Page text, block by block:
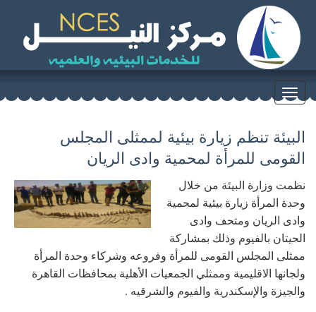
Toggle
navigation
البيئة تنظم زيارة بيئية لممثلى المجلس
القومى للمرأة لمحمية وادى الريان
نظمت وزارة البيئة من خلال
وحدة المرأة زيارة بيئية لمحمية
وادى الريان ومتحف وادى
الحيتان بالفيوم وذلك بمشاركة
ممثلى المجلس القومى للمرأة وفروعه وشركاء وحدة المرأة
ولجانها الاقليمية وممثلي الجمعيات الأهلية بمحافظات القاهرة
والجيزة والإسكندرية والفيوم والشرقيه .